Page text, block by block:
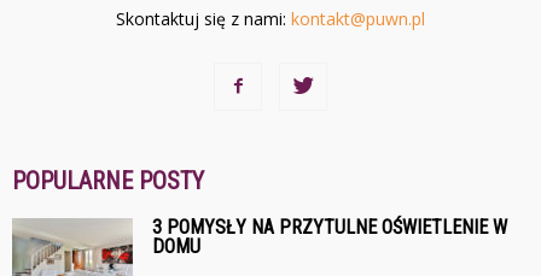
Skontaktuj się z nami: kontakt@puwn.pl
POPULARNE POSTY
3 POMYSŁY NA PRZYTULNE OŚWIETLENIE W
DOMU